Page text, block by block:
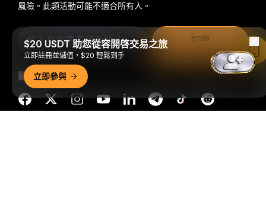
風險。此類活動可能不適合所有人。
訂閱
關注我們
$20 USDT 助您從容開啓交易之旅
立即註冊並儲值，$20 輕鬆到手
立即參與
在 Bybit App 中閱讀